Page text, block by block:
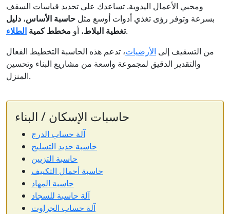
ومحبي الأعمال اليدوية. تساعدك على تحديد قياسات السقف
بسرعة وتوفر رؤى تغذي أدوات أوسع مثل حاسبة الأساس، دليل
تغطية البلاط، أو مخطط كمية الطلاء
.
من التسقيف إلى الأرضيات، تدعم هذه الحاسبة التخطيط الفعال
والتقدير الدقيق لمجموعة واسعة من مشاريع البناء وتحسين
المنزل.
حاسبات الإسكان / البناء
آلة حساب الدرج
حاسبة حديد التسليح
حاسبة التزيين
حاسبة أحمال التكييف
حاسبة المهاد
آلة حاسبة للسجاد
آلة حساب الجراوت